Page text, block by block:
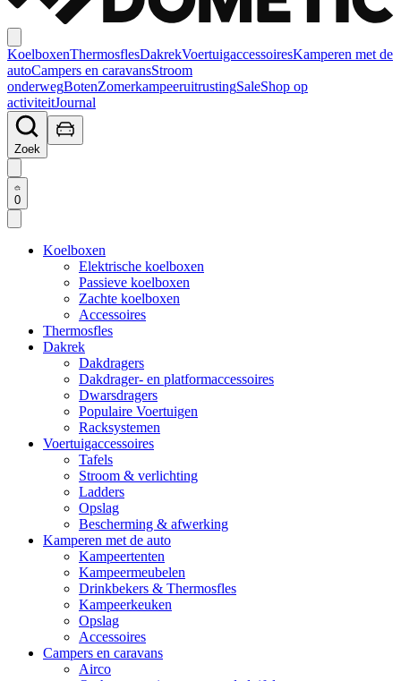
KoelboxenThermosflesDakrekVoertuigaccessoiresKamperen met de
autoCampers en caravansStroom
onderwegBotenZomerkampeeruitrustingSaleShop op
activiteitJournal
Zoek
0
Koelboxen
Elektrische koelboxen
Passieve koelboxen
Zachte koelboxen
Accessoires
Thermosfles
Dakrek
Dakdragers
Dakdrager- en platformaccessoires
Dwarsdragers
Populaire Voertuigen
Racksystemen
Voertuigaccessoires
Tafels
Stroom & verlichting
Ladders
Opslag
Bescherming & afwerking
Kamperen met de auto
Kampeertenten
Kampeermeubelen
Drinkbekers & Thermosfles
Kampeerkeuken
Opslag
Accessoires
Campers en caravans
Airco